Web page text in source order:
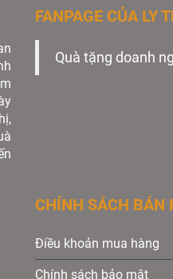
FANPAGE CỦA LY
Quà tặng doanh
CHÍNH SÁCH BÁN
Điều khoản mua hàng
Chính sách bảo mật